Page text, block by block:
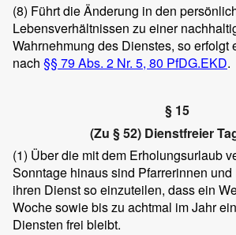
(8) Führt die Änderung in den
Lebensverhältnissen zu einer
Wahrnehmung des Dienstes, so erfolgt
nach §§ 79 Abs. 2 Nr. 5, 80 PfDG.EKD.
§ 15
(Zu § 52) Dienstfreier
(1) Über die mit dem Erholungsurlaub
Sonntage hinaus sind Pfarrerinnen und
ihren Dienst so einzuteilen, dass ein
Woche sowie bis zu achtmal im Jahr
Diensten frei bleibt.